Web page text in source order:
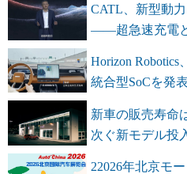
CATL、新型動
――超急速充電
Horizon
統合型SoCを発
新車の販売寿
次ぐ新モデル投
22026年北京モ